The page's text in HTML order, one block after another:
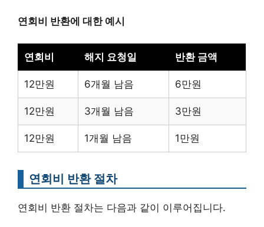
연회비 반환에 대한 예시
연회비 해지 요청일 반환 금액
12만원 6개월 남음 6만원
12만원 3개월 남음 3만원
12만원 1개월 남음 1만원
연회비 반환 절차
연회비 반환 절차는 다음과 같이 이루어집니다.